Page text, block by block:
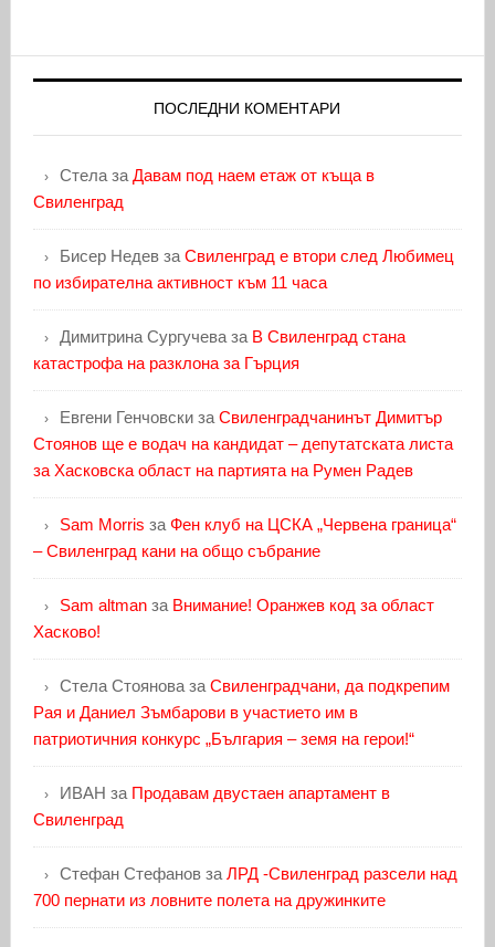
ПОСЛЕДНИ КОМЕНТАРИ
Стелаза Давам под наем етаж от къща в
Свиленград
Бисер Недевза Свиленград е втори след Любимец
по избирателна активност към 11 часа
Димитрина Сургучеваза В Свиленград стана
катастрофа на разклона за Гърция
Евгени Генчовскиза Свиленградчанинът Димитър
Стоянов ще е водач на кандидат – депутатската листа
за Хасковска област на партията на Румен Радев
Sam Morris за Фен клуб на ЦСКА „Червена граница“
– Свиленград кани на общо събрание
Sam altmanза Внимание! Оранжев код за област
Хасково!
Стела Стояноваза Свиленградчани, да подкрепим
Рая и Даниел Зъмбарови в участието им в
патриотичния конкурс „България – земя на герои!“
ИВАН за Продавам двустаен апартамент в
Свиленград
Стефан Стефановза ЛРД -Свиленград разсели над
700 пернати из ловните полета на дружинките